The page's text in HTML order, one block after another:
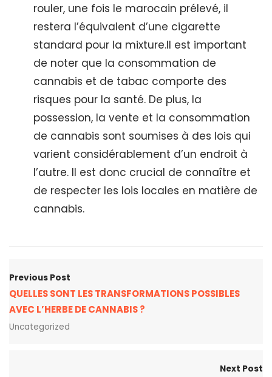
rouler, une fois le marocain prélevé, il
restera l’équivalent d’une cigarette
standard pour la mixture.Il est important
de noter que la consommation de
cannabis et de tabac comporte des
risques pour la santé. De plus, la
possession, la vente et la consommation
de cannabis sont soumises à des lois qui
varient considérablement d’un endroit à
l’autre. Il est donc crucial de connaître et
de respecter les lois locales en matière de
cannabis.
Previous Post
QUELLES SONT LES TRANSFORMATIONS POSSIBLES
AVEC L’HERBE DE CANNABIS ?
Uncategorized
Next Post